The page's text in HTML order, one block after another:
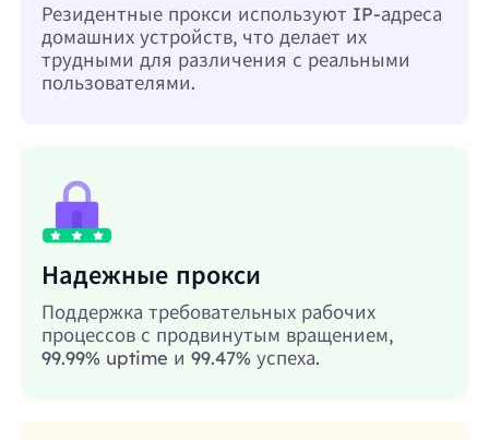
Резидентные прокси используют IP-адреса
домашних устройств, что делает их
трудными для различения с реальными
пользователями.
Надежные прокси
Поддержка требовательных рабочих
процессов с продвинутым вращением,
99.99% uptime и 99.47% успеха.